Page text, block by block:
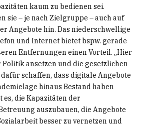
kaum zu bedienen sei.
sie – je nach Zielgruppe – auch auf
Angebote hin. Das niederschwellige
und Internet bietet bspw. gerade
Entfernungen einen Vorteil. „Hier
ansetzen und die gesetzlichen
schaffen, dass digitale Angebote
hinaus Bestand haben
die Kapazitäten der
auszubauen, die Angebote
besser zu vernetzen und